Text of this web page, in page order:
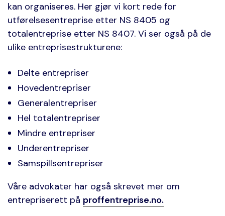
kan organiseres. Her gjør vi kort rede for
utførelsesentreprise etter NS 8405 og
totalentreprise etter NS 8407. Vi ser også på de
ulike entreprisestrukturene:
Delte entrepriser
Hovedentrepriser
Generalentrepriser
Hel totalentrepriser
Mindre entrepriser
Underentrepriser
Samspillsentrepriser
Våre advokater har også skrevet mer om
entrepriserett på proffentreprise.no.